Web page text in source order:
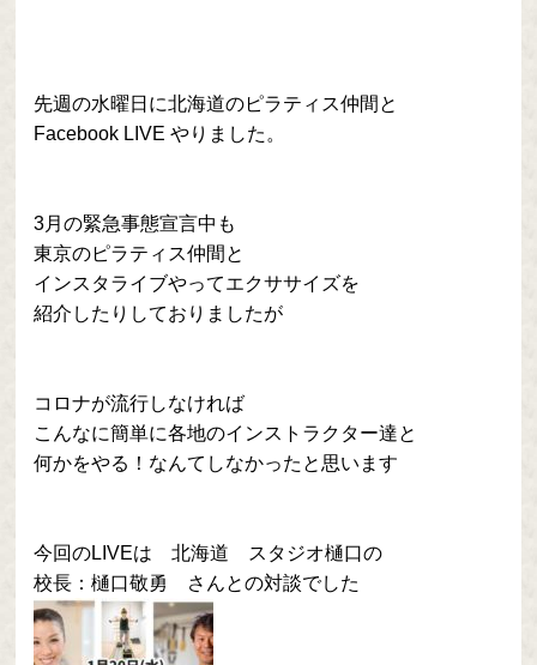
先週の水曜日に北海道のピラティス仲間と
Facebook LIVE やりました。
3月の緊急事態宣言中も
東京のピラティス仲間と
インスタライブやってエクササイズを
紹介したりしておりましたが
コロナが流行しなければ
こんなに簡単に各地のインストラクター達と
何かをやる！なんてしなかったと思います
今回のLIVEは 北海道 スタジオ樋口の
校長：樋口敬勇 さんとの対談でした